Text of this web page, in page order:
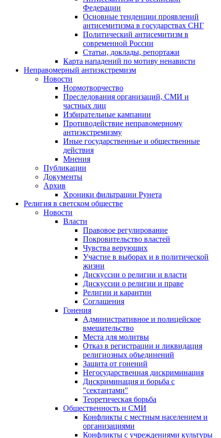
Федерации
Основные тенденции проявлений
антисемитизма в государствах СНГ
Политический антисемитизм в
современной России
Статьи, доклады, репортажи
Карта нападений по мотиву ненависти
Неправомерный антиэкстремизм
Новости
Нормотворчество
Преследования организаций, СМИ и
частных лиц
Избирательные кампании
Противодействие неправомерному
антиэкстремизму
Иные государственные и общественные
действия
Мнения
Публикации
Документы
Архив
Хроники фильтрации Рунета
Религия в светском обществе
Новости
Власти
Правовое регулирование
Покровительство властей
Чувства верующих
Участие в выборах и в политической
жизни
Дискуссии о религии и власти
Дискуссии о религии и праве
Религии и карантин
Соглашения
Гонения
Административное и полицейское
вмешательство
Места для молитвы
Отказ в регистрации и ликвидация
религиозных объединений
Защита от гонений
Негосударственная дискриминация
Дискриминация и борьба с
"сектантами"
Теоретическая борьба
Общественность и СМИ
Конфликты с местным населением и
организациями
Конфликты с учреждениями культуры